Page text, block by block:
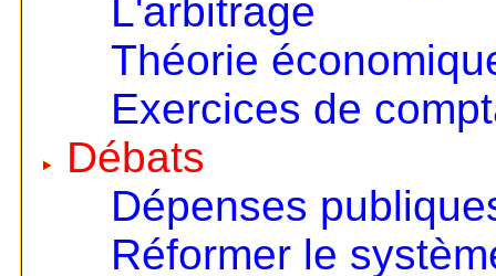
L'arbitrage
Théorie
Exercices de
Débats
Dépenses
Réformer le